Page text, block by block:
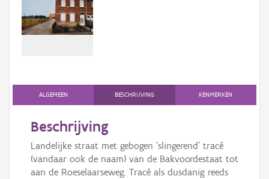
Persoon of collectief
AanmeldenALGEMEEN BESCHRIJVING KENMERKEN
Beschrijving
Landelijke straat met gebogen 'slingerend' tracé
(vandaar ook de naam) van de Bakvoordestaat tot
aan de Roeselaarseweg. Tracé als dusdanig reeds